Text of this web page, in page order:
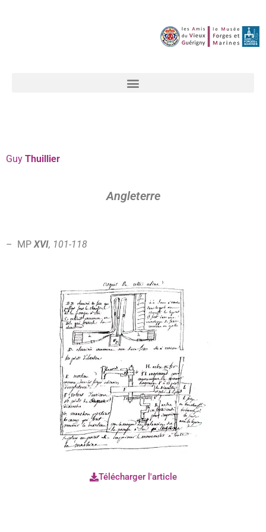
Guy Thuillier
Angleterre
– MPXVI, 101-118
Télécharger l'article